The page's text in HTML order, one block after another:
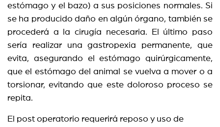
estómago y el bazo) a sus posiciones normales. Si
se ha producido daño en algún órgano, también se
procederá a la cirugía necesaria. El último paso
sería realizar una gastropexia permanente, que
evita, asegurando el estómago quirúrgicamente,
que el estómago del animal se vuelva a mover o a
torsionar, evitando que este doloroso proceso se
repita.
El post operatorio requerirá reposo y uso de